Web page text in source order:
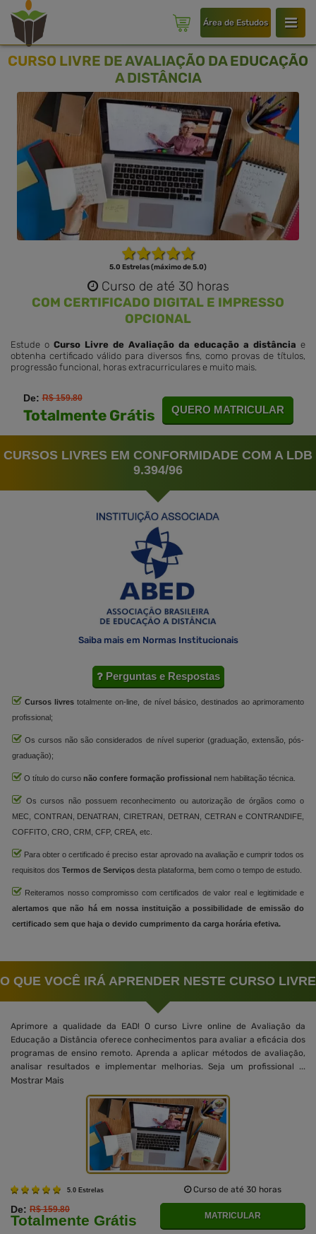
Área de Estudos
CURSO LIVRE DE AVALIAÇÃO DA EDUCAÇÃO
A DISTÂNCIA
5.0 Estrelas (máximo de 5.0)
Curso de até 30 horas
COM CERTIFICADO DIGITAL E IMPRESSO
OPCIONAL
Estude o Curso Livre de Avaliação da educação a distância e
obtenha certificado válido para diversos fins, como provas de títulos,
progressão funcional, horas extracurriculares e muito mais.
De:R$ 159.80
Totalmente Grátis QUERO MATRICULAR
CURSOS LIVRES EM CONFORMIDADE COM A LDB
9.394/96
Saiba mais em Normas Institucionais
Perguntas e Respostas
Cursos livres totalmente on-line, de nível básico, destinados ao aprimoramento
profissional;
Os cursos não são considerados de nível superior (graduação, extensão, pós-
graduação);
O título do curso não confere formação profissional nem habilitação técnica.
Os cursos não possuem reconhecimento ou autorização de órgãos como o
MEC, CONTRAN, DENATRAN, CIRETRAN, DETRAN, CETRAN e CONTRANDIFE,
COFFITO, CRO, CRM, CFP, CREA, etc.
Para obter o certificado é preciso estar aprovado na avaliação e cumprir todos os
requisitos dos Termos de Serviços desta plataforma, bem como o tempo de estudo.
Reiteramos nosso compromisso com certificados de valor real e legitimidade e
alertamos que não há em nossa instituição a possibilidade de emissão do
certificado sem que haja o devido cumprimento da carga horária efetiva.
O QUE VOCÊ IRÁ APRENDER NESTE CURSO LIVRE
Aprimore a qualidade da EAD! O curso Livre online de Avaliação da
Educação a Distância oferece conhecimentos para avaliar a eficácia dos
programas de ensino remoto. Aprenda a aplicar métodos de avaliação,
analisar resultados e implementar melhorias. Seja um profissional ...
Mostrar Mais
5.0 Estrelas Curso de até 30 horas
De: R$ 159.80
Totalmente Grátis MATRICULAR